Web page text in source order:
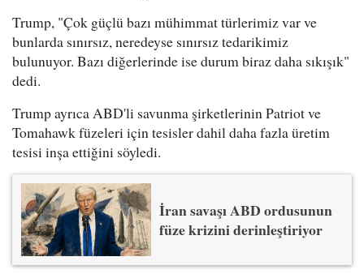
Trump, "Çok güçlü bazı mühimmat türlerimiz var ve
bunlarda sınırsız, neredeyse sınırsız tedarikimiz
bulunuyor. Bazı diğerlerinde ise durum biraz daha sıkışık"
dedi.
Trump ayrıca ABD'li savunma şirketlerinin Patriot ve
Tomahawk füzeleri için tesisler dahil daha fazla üretim
tesisi inşa ettiğini söyledi.
İran savaşı ABD ordusunun
füze krizini derinleştiriyor